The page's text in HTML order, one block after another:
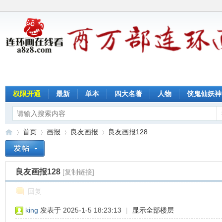
权限开通 最新 单本 四大名著 人物 侠鬼仙妖神
»
首页
›
画报
›
良友画报 良友画报128
良友画报128 [复制链接]
回复
king 发表于 2025-1-5 18:23:13 | 显示全部楼层